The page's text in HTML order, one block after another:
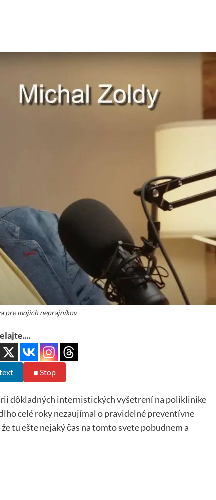
pre mojich neprajníkov
■ Stop
dôkladných internistických vyšetrení na poliklinike
celé roky nezaujímal o pravidelné preventívne
tu ešte nejaký čas na tomto svete pobudnem a